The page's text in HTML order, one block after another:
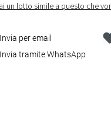
un lotto simile a questo che
Invia per email
Invia tramite WhatsApp